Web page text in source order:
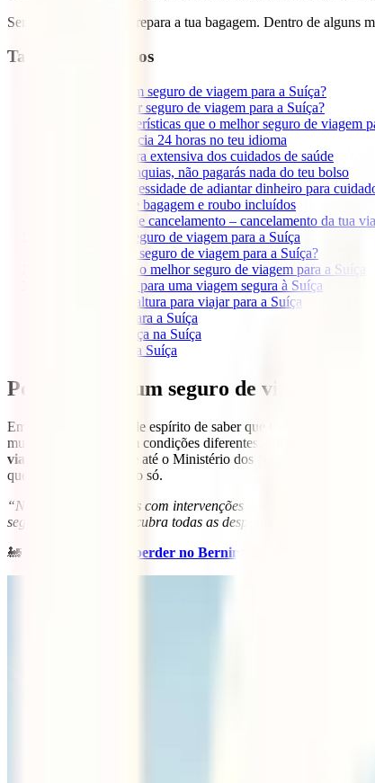
Sem mais conversas, prepara a tua bagagem. Dentro de alguns
Tabla de contenidos
Porquê fazer um seguro de viagem para a Suíça?
Qual é o melhor seguro de viagem para a Suíça?
Quais as características que o melhor seguro de viagem
Assistência 24 horas no teu idioma
Cobertura extensiva dos cuidados de saúde
Sem franquias, não pagarás nada do teu bolso
Sem necessidade de adiantar dinheiro para
Perda de bagagem e roubo incluídos
Opção de cancelamento – cancelamento da tua
Cobertura de seguro de viagem para a Suíça
Quanto custa o seguro de viagem para a Suíça?
Como comprar o melhor seguro de viagem para a Suíça
Informação útil para uma viagem segura à Suíça
Melhor altura para viajar para a Suíça
Vistos para a Suíça
Segurança na Suíça
Saúde na Suíça
Porquê fazer um seguro de viagem
Em casa, temos a paz de espírito de saber que temos um
mudam e cada país tem condições diferentes. No caso da Suíça,
viagem
. É por isso que até o Ministério dos Negócios
questões de saúde e não só.
“Na Suíça, as despesas com intervenções dos serviços de
seguro de viagem que cubra todas as despesas médicas e de
🚂
10 atrações a não perder no Bernina Express